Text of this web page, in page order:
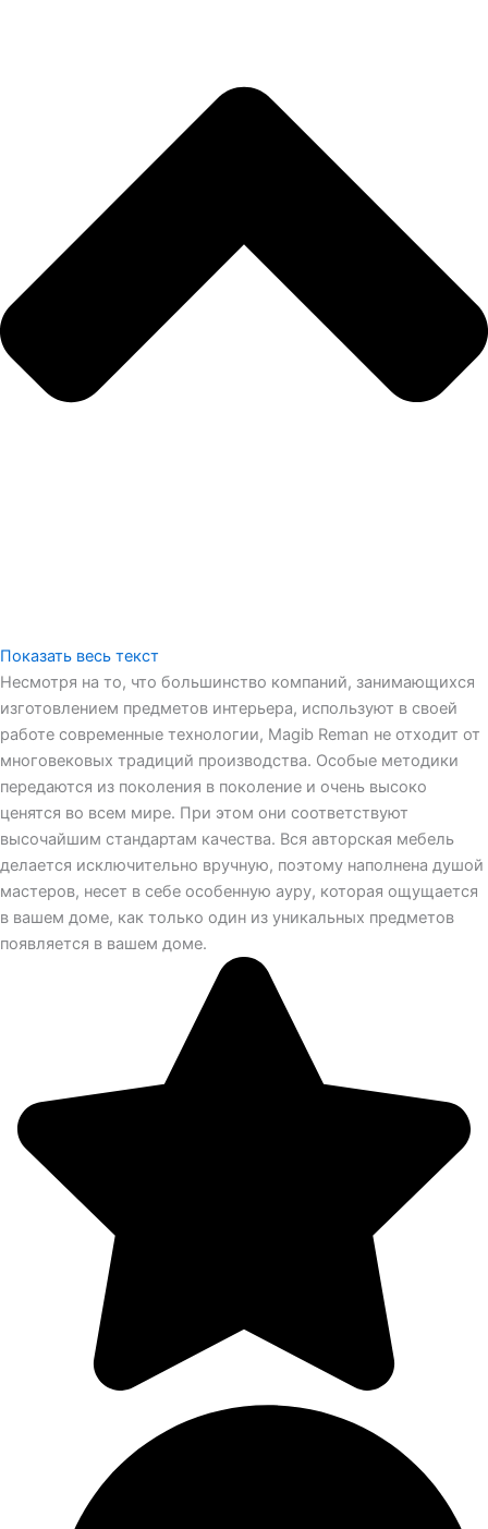
Показать весь текст
Несмотря на то, что большинство компаний, занимающихся
изготовлением предметов интерьера, используют в своей
работе современные технологии, Magib Reman не отходит от
многовековых традиций производства. Особые методики
передаются из поколения в поколение и очень высоко
ценятся во всем мире. При этом они соответствуют
высочайшим стандартам качества. Вся авторская мебель
делается исключительно вручную, поэтому наполнена душой
мастеров, несет в себе особенную ауру, которая ощущается
в вашем доме, как только один из уникальных предметов
появляется в вашем доме.